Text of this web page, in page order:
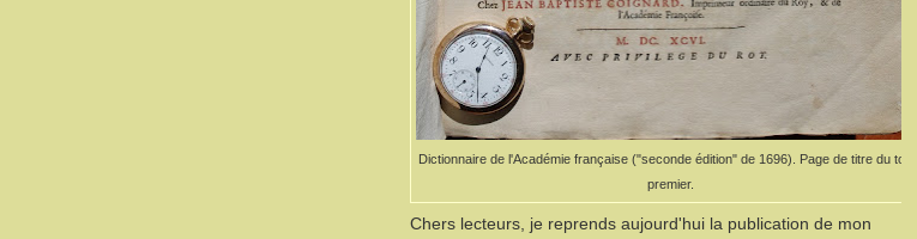
Dictionnaire de l'Académie française ("seconde édition" de 1696). Page de titre du tome
premier.
Chers lecteurs, je reprends aujourd'hui la publication de mon